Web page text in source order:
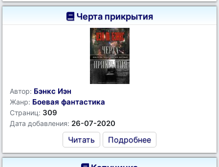
Черта прикрытия
Автор: Бэнкс Иэн
Жанр: Боевая фантастика
Страниц: 309
Дата добавления: 26-07-2020
Читать Подробнее